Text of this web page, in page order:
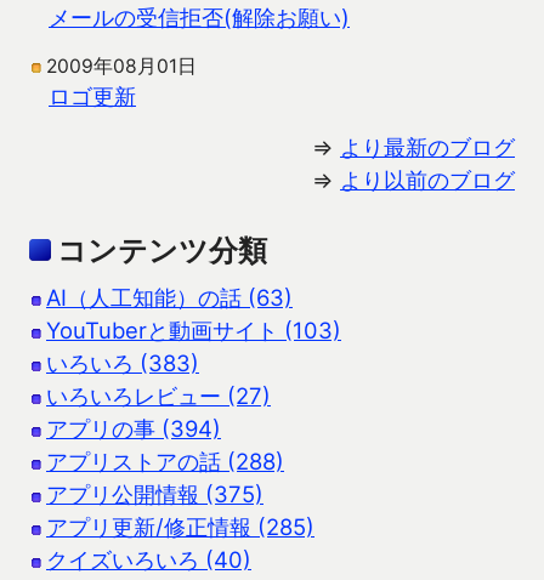
メールの受信拒否(解除お願い)
2009年08月01日
ロゴ更新
⇒ より最新のブログ
⇒ より以前のブログ
コンテンツ分類
AI（人工知能）の話 (63)
YouTuberと動画サイト (103)
いろいろ (383)
いろいろレビュー (27)
アプリの事 (394)
アプリストアの話 (288)
アプリ公開情報 (375)
アプリ更新/修正情報 (285)
クイズいろいろ (40)